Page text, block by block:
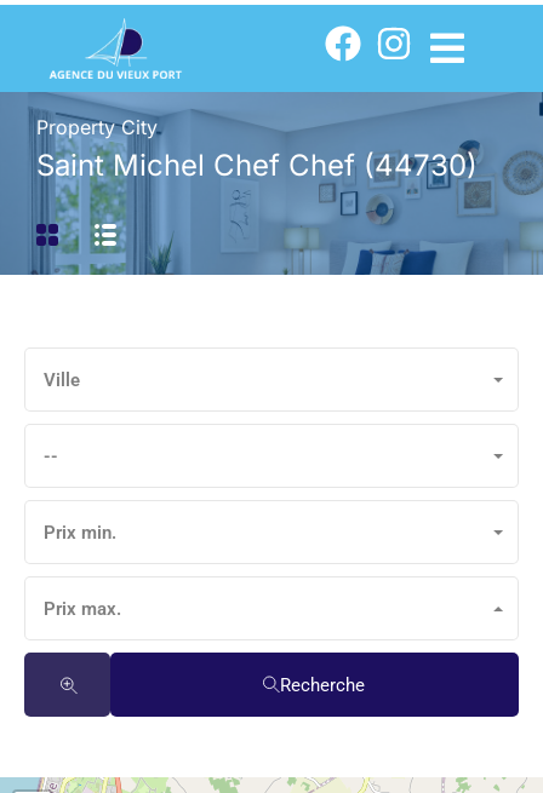
Property City
Saint Michel Chef Chef (44730)
Ville
--
Prix min.
Prix max.
Recherche